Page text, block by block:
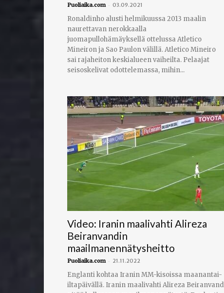
Puoliaika.com - 03.09.2021
Ronaldinho alusti helmikuussa 2013 maalin
naurettavan nerokkaalla
juomapullohämäyksellä ottelussa Atletico
Mineiron ja Sao Paulon välillä. Atletico Mineiro
sai rajaheiton keskialueen vaiheilta. Pelaajat
seisoskelivat odottelemassa, mihin...
Video: Iranin maalivahti Alireza
Beiranvandin
maailmanennätysheitto
Puoliaika.com - 21.11.2022
Englanti kohtaa Iranin MM-kisoissa maanantai-
iltapäivällä. Iranin maalivahti Alireza Beiranvand